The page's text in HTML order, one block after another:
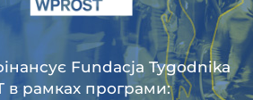
фінансує Fundacja Tygodnika
в рамках програми: